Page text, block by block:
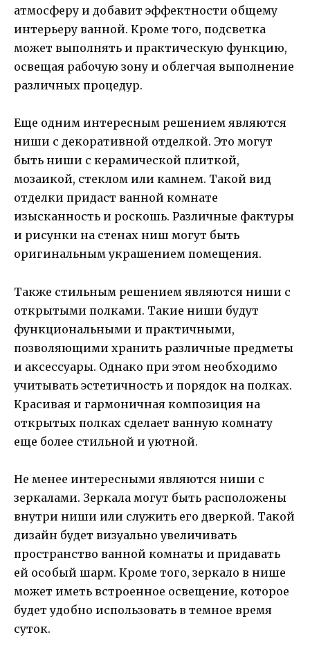
атмосферу и добавит эффектности общему
интерьеру ванной. Кроме того, подсветка
может выполнять и практическую функцию,
освещая рабочую зону и облегчая выполнение
различных процедур.
Еще одним интересным решением являются
ниши с декоративной отделкой. Это могут
быть ниши с керамической плиткой,
мозаикой, стеклом или камнем. Такой вид
отделки придаст ванной комнате
изысканность и роскошь. Различные фактуры
и рисунки на стенах ниш могут быть
оригинальным украшением помещения.
Также стильным решением являются ниши с
открытыми полками. Такие ниши будут
функциональными и практичными,
позволяющими хранить различные предметы
и аксессуары. Однако при этом необходимо
учитывать эстетичность и порядок на полках.
Красивая и гармоничная композиция на
открытых полках сделает ванную комнату
еще более стильной и уютной.
Не менее интересными являются ниши с
зеркалами. Зеркала могут быть расположены
внутри ниши или служить его дверкой. Такой
дизайн будет визуально увеличивать
пространство ванной комнаты и придавать
ей особый шарм. Кроме того, зеркало в нише
может иметь встроенное освещение, которое
будет удобно использовать в темное время
суток.